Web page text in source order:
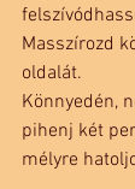
Masszírozd
oldalát.
Könnyedén,
pihenj két
mélyre